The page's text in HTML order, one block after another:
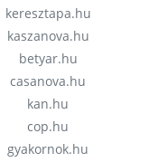
keresztapa.hu
kaszanova.hu
betyar.hu
casanova.hu
kan.hu
cop.hu
gyakornok.hu